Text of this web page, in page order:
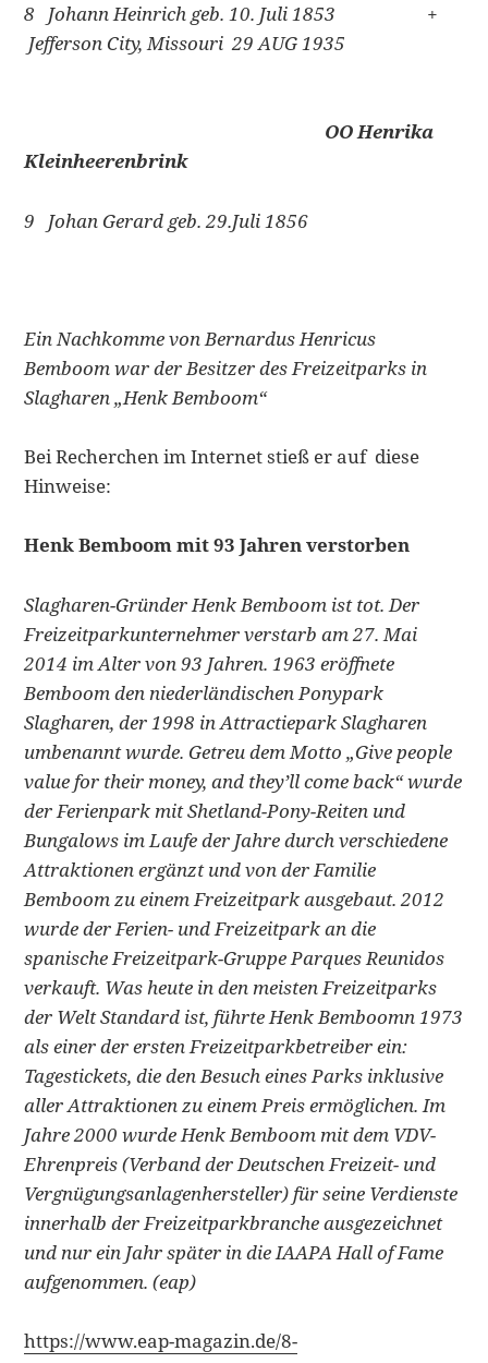
8 Johann Heinrich geb. 10. Juli 1853 +
Jefferson City, Missouri 29 AUG 1935
OO Henrika
Kleinheerenbrink
9 Johan Gerard geb. 29.Juli 1856
Ein Nachkomme von Bernardus Henricus
Bemboom war der Besitzer des Freizeitparks in
Slagharen „Henk Bemboom“
Bei Recherchen im Internet stieß er auf diese
Hinweise:
Henk Bemboom mit 93 Jahren verstorben
Slagharen-Gründer Henk Bemboom ist tot. Der
Freizeitparkunternehmer verstarb am 27. Mai
2014 im Alter von 93 Jahren. 1963 eröffnete
Bemboom den niederländischen Ponypark
Slagharen, der 1998 in Attractiepark Slagharen
umbenannt wurde. Getreu dem Motto „Give people
value for their money, and they’ll come back“ wurde
der Ferienpark mit Shetland-Pony-Reiten und
Bungalows im Laufe der Jahre durch verschiedene
Attraktionen ergänzt und von der Familie
Bemboom zu einem Freizeitpark ausgebaut. 2012
wurde der Ferien- und Freizeitpark an die
spanische Freizeitpark-Gruppe Parques Reunidos
verkauft. Was heute in den meisten Freizeitparks
der Welt Standard ist, führte Henk Bemboomn 1973
als einer der ersten Freizeitparkbetreiber ein:
Tagestickets, die den Besuch eines Parks inklusive
aller Attraktionen zu einem Preis ermöglichen. Im
Jahre 2000 wurde Henk Bemboom mit dem VDV-
Ehrenpreis (Verband der Deutschen Freizeit- und
Vergnügungsanlagenhersteller) für seine Verdienste
innerhalb der Freizeitparkbranche ausgezeichnet
und nur ein Jahr später in die IAAPA Hall of Fame
aufgenommen. (eap)
https://www.eap-magazin.de/8-